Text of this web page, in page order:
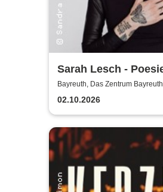
Sarah Lesch -
Widerstand Tour
Bayreuth, Das Zentrum Bayreuth
02.10.2026